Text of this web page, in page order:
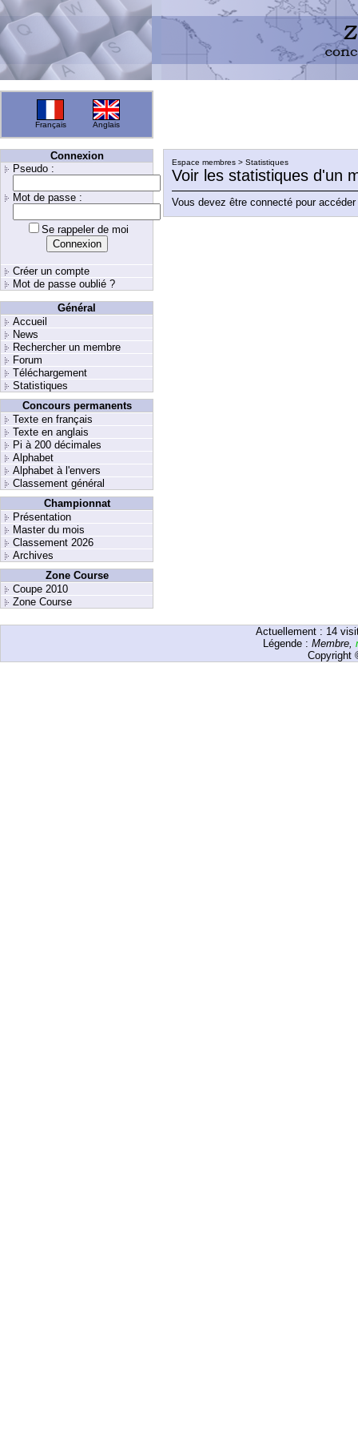
Français Anglais
Connexion
Pseudo :
Mot de passe :
Se rappeler de moi
Créer un compte
Mot de passe oublié ?
Général
Accueil
News
Rechercher un membre
Forum
Téléchargement
Statistiques
Concours permanents
Texte en français
Texte en anglais
Pi à 200 décimales
Alphabet
Alphabet à l'envers
Classement général
Championnat
Présentation
Master du mois
Classement 2026
Archives
Zone Course
Coupe 2010
Zone Course
Espace membres > Statistiques
Voir les statistiques d'un
Vous devez être connecté pour
Actuellement : 14
Légende : Membre,
Copyright